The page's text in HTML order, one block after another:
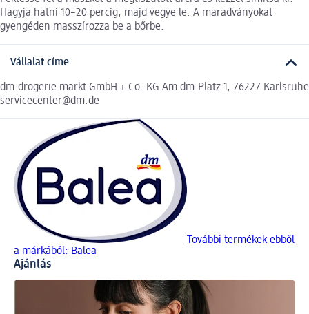
Hagyja hatni 10–20 percig, majd vegye le. A maradványokat
gyengéden masszírozza be a bőrbe.
Vállalat címe
dm-drogerie markt GmbH + Co. KG Am dm-Platz 1, 76227 Karlsruhe
servicecenter@dm.de
További termékek ebből
a márkából: Balea
Ajánlás